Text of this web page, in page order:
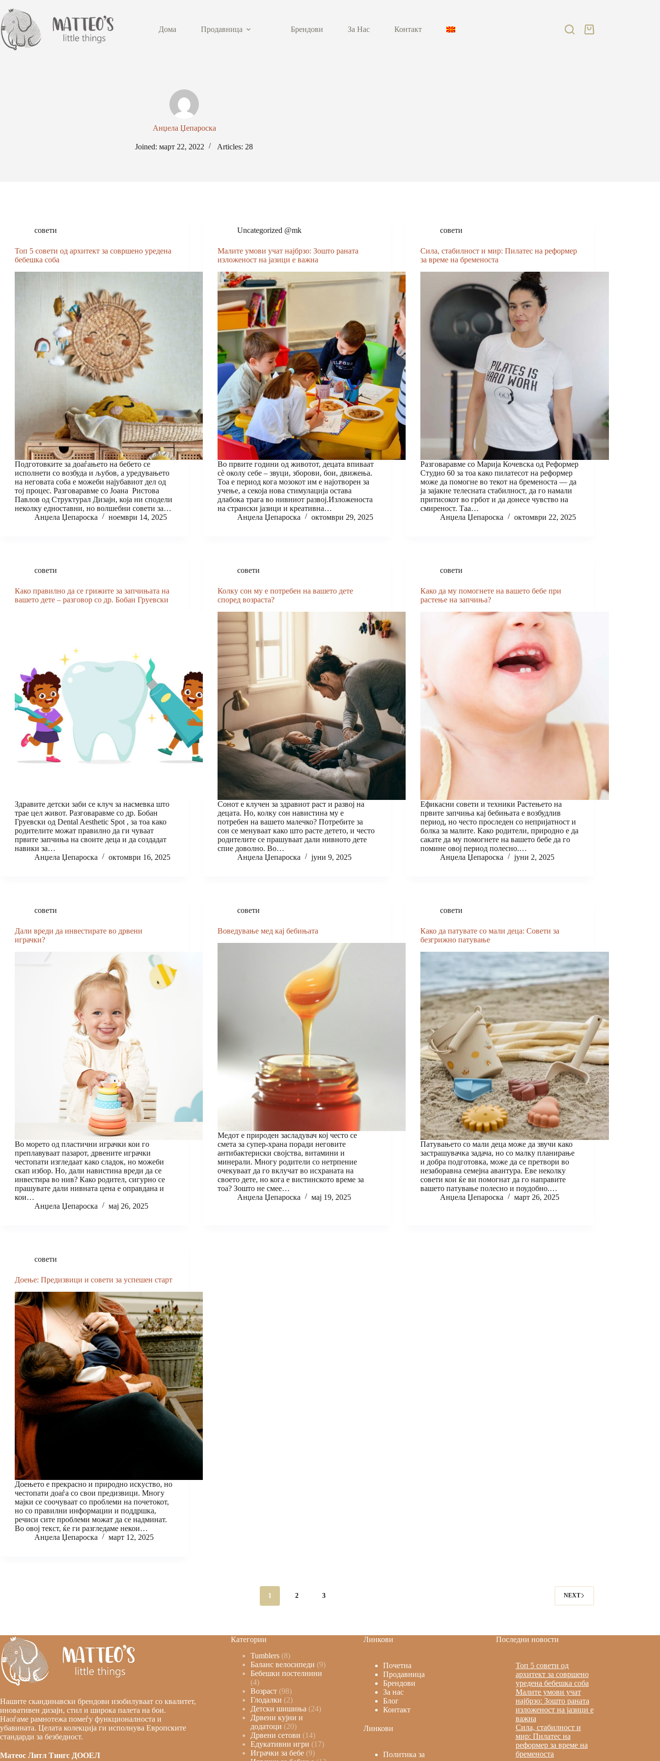
Дома Продавница Брендови За Нас Контакт
Анџела Џепароска
Joined: март 22, 2022 Articles: 28
совети
Топ 5 совети од архитект за совршено уредена
бебешка соба
Подготовките за доаѓањето на бебето се
исполнети со возбуда и љубов, а уредувањето
на неговата соба е можеби најубавиот дел од
тој процес. Разговаравме со Јоана Ристова
Павлов од Структурал Дизајн, која ни сподели
неколку едноставни, но волшебни совети за…
Анџела Џепароска
ноември 14, 2025
Uncategorized @mk
Малите умови учат најбрзо: Зошто раната
изложеност на јазици е важна
Во првите години од животот, децата впиваат
сè околу себе – звуци, зборови, бои, движења.
Тоа е период кога мозокот им е најотворен за
учење, а секоја нова стимулација остава
длабока трага во нивниот развој.Изложеноста
на странски јазици и креативна…
Анџела Џепароска
октомври 29, 2025
совети
Сила, стабилност и мир: Пилатес на реформер
за време на бременоста
Разговаравме со Марија Кочевска од Реформер
Студио 60 за тоа како пилатесот на реформер
може да помогне во текот на бременоста — да
ја зајакне телесната стабилност, да го намали
притисокот во грбот и да донесе чувство на
смиреност. Таа…
Анџела Џепароска
октомври 22, 2025
совети
Како правилно да се грижите за запчињата на
вашето дете – разговор со др. Бобан Груевски
Здравите детски заби се клуч за насмевка што
трае цел живот. Разговаравме со др. Бобан
Груевски од Dental Aesthetic Spot , за тоа како
родителите можат правилно да ги чуваат
првите запчиња на своите деца и да создадат
навики за…
Анџела Џепароска
октомври 16, 2025
совети
Колку сон му е потребен на вашето дете
според возраста?
Сонот е клучен за здравиот раст и развој на
децата. Но, колку сон навистина му е
потребен на вашето малечко? Потребите за
сон се менуваат како што расте детето, и често
родителите се прашуваат дали нивното дете
спие доволно. Во…
Анџела Џепароска
јуни 9, 2025
совети
Како да му помогнете на вашето бебе при
растење на запчиња?
Ефикасни совети и техники Растењето на
првите запчиња кај бебињата е возбудлив
период, но често проследен со непријатност и
болка за малите. Како родители, природно е да
сакате да му помогнете на вашето бебе да го
помине овој период полесно.…
Анџела Џепароска
јуни 2, 2025
совети
Дали вреди да инвестирате во дрвени
играчки?
Во морето од пластични играчки кои го
преплавуваат пазарот, дрвените играчки
честопати изгледаат како сладок, но можеби
скап избор. Но, дали навистина вреди да се
инвестира во нив? Како родител, сигурно се
прашувате дали нивната цена е оправдана и
кои…
Анџела Џепароска
мај 26, 2025
совети
Воведување мед кај бебињата
Медот е природен засладувач кој често се
смета за супер-храна поради неговите
антибактериски својства, витамини и
минерали. Многу родители со нетрпение
очекуваат да го вклучат во исхраната на
своето дете, но кога е вистинското време за
тоа? Зошто не смее…
Анџела Џепароска
мај 19, 2025
совети
Како да патувате со мали деца: Совети за
безгрижно патување
Патувањето со мали деца може да звучи како
застрашувачка задача, но со малку планирање
и добра подготовка, може да се претвори во
незаборавна семејна авантура. Еве неколку
совети кои ќе ви помогнат да го направите
вашето патување полесно и поудобно.…
Анџела Џепароска
март 26, 2025
совети
Доење: Предизвици и совети за успешен старт
Доењето е прекрасно и природно искуство, но
честопати доаѓа со свои предизвици. Многу
мајки се соочуваат со проблеми на почетокот,
но со правилни информации и поддршка,
речиси сите проблеми можат да се надминат.
Во овој текст, ќе ги разгледаме некои…
Анџела Џепароска
март 12, 2025
1 2 3 NEXT
Нашите скандинавски брендови изобилуваат со квалитет,
иновативен дизајн, стил и широка палета на бои.
Наоѓаме рамнотежа помеѓу функционалноста и
убавината. Целата колекција ги исполнува Европските
стандарди за безбедност.
Матеос Литл Тингс ДООЕЛ
Категории
Tumblers 8
Баланс велосипеди 9
Бебешки постелнини
4
Возраст 98
Глодалки 2
Детски шишиња 24
Дрвени кујни и
додатоци 20
Дрвени сетови 14
Едукативни игри 17
Играчки за бебе 9
Линкови
Почетна
Продавница
Брендови
За нас
Блог
Контакт
Линкови
Политика за
Последни новости
Топ 5 совети од
архитект за совршено
уредена бебешка соба
Малите умови учат
најбрзо: Зошто раната
изложеност на јазици е
важна
Сила, стабилност и
мир: Пилатес на
реформер за време на
бременоста